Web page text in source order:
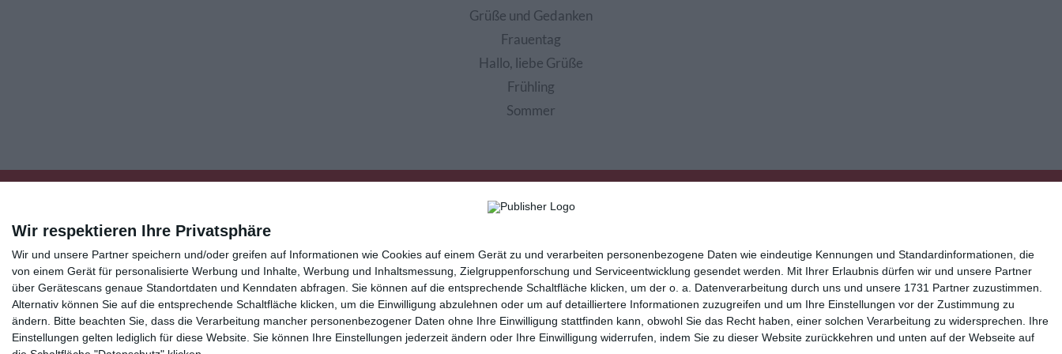
Wir respektieren Ihre Privatsphäre
Wir und unsere Partner speichern und/oder greifen auf Informationen wie Cookies auf einem Gerät zu und verarbeiten personenbezogene Daten wie eindeutige Kennungen und Standardinformationen, die
von einem Gerät für personalisierte Werbung und Inhalte, Werbung und Inhaltsmessung, Zielgruppenforschung und Serviceentwicklung gesendet werden.
Mit Ihrer Erlaubnis dürfen wir und unsere Partner
über Gerätescans genaue Standortdaten und Kenndaten abfragen. Sie können auf die entsprechende Schaltfläche klicken, um der o. a. Datenverarbeitung durch uns und unsere 1731 Partner zuzustimmen.
Alternativ können Sie auf die entsprechende Schaltfläche klicken, um die Einwilligung abzulehnen oder um auf detailliertere Informationen zuzugreifen und um Ihre Einstellungen vor der Zustimmung zu
ändern.
Bitte beachten Sie, dass die Verarbeitung mancher personenbezogener Daten ohne Ihre Einwilligung stattfinden kann, obwohl Sie das Recht haben, einer solchen Verarbeitung zu widersprechen. Ihre
Einstellungen gelten lediglich für diese Website. Sie können Ihre Einstellungen jederzeit ändern oder Ihre Einwilligung widerrufen, indem Sie zu dieser Website zurückkehren und unten auf der Webseite auf
Grüße und Gedanken
Frauentag
Hallo, liebe Grüße
Frühling
Sommer
Kisseo©
Entdecken Sie auch: Ereignis-Kalender Kisseo Newsletter Hilfe / FAQ Nutzungsbedingungen Impressum
Kisseo auf Facebook
Unsere Grußkarten auf anderen Sprachen:
free ecards cartes de voeux tarjetas virtuales
cartoline di auguri